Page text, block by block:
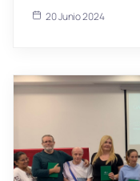
20 Junio 2024